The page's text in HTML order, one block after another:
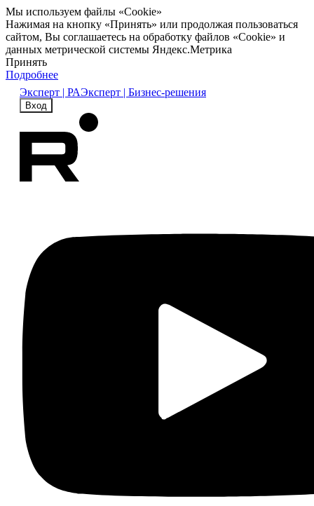
Мы используем файлы «Cookie»
Нажимая на кнопку «Принять» или продолжая пользоваться
сайтом, Вы соглашаетесь на обработку файлов «Cookie» и
данных метрической системы Яндекс.Метрика
Принять
Подробнее
Эксперт | РАЭксперт | Бизнес-решения
Вход